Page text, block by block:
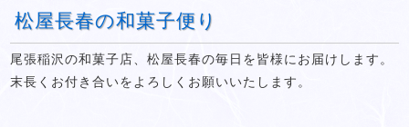
松屋長春の和菓子便り
尾張稲沢の和菓子店、松屋長春の毎日を皆様にお届けします。
末長くお付き合いをよろしくお願いいたします。